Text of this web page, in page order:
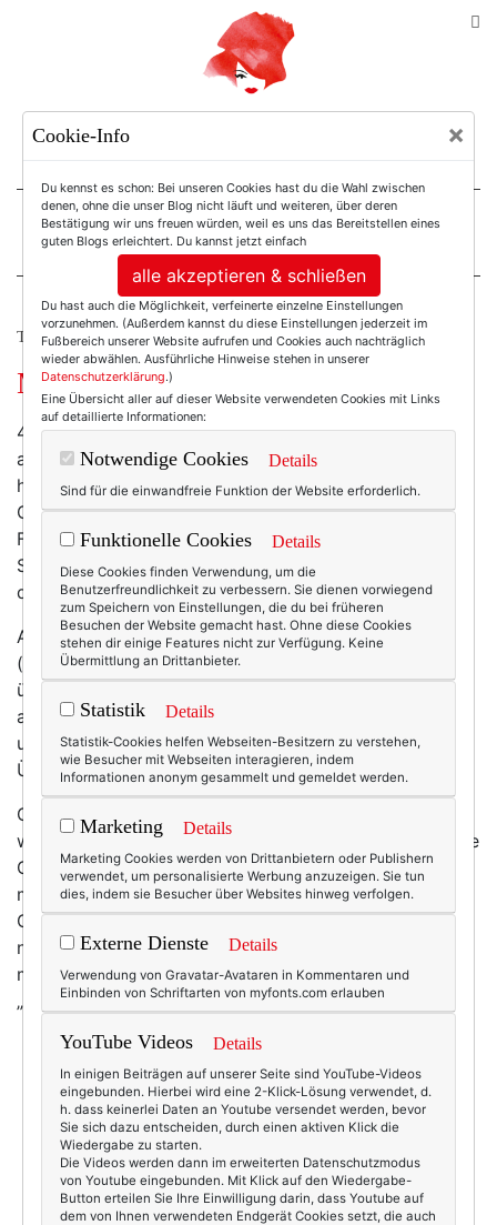
For Women. Not Girls.
TEXTERELLA PERSÖNLICH.
Mein Sommer unterm Apfelbaum
44 Prozent aller Deutschen bezeichnen den Sommer
als ihre liebste Jahreszeit. Sonne, Wärme, der
herannahende Sommerurlaub. Samstage am See,
Grillabende mit Freunden, luftige Sommerkleider.
Festivals, Open-Air-Konzerte, Straßen-, Dorf- oder
Stadtfeste. Sommer, das ist Easy Going, Dolce Vita,
die Leichtigkeit des Seins …
Auch ich mag Sommer: morgens eine luftige Tunika
(oder die perfekte Sommerbluse vom Foto … )
überwerfen, mittags einen leichten Salat auftischen,
abends bei einem Glas Rosé auf dem Balkon unter
unserer Eiche sitzen und der Amsel zuhören.
Überhaupt diese langen, lichten Tage … schön ist das.
Gleichzeitig finde ich den Sommer anstrengend. „Na,
was macht ihr denn am Wochenende?“ Dieses ständige
Gefühl, etwas unternehmen und unterwegs sein zu
müssen … weil ja Sommer ist! Biergarten, Ausflug ins
Grüne oder Grillen mit Bekannten – während ich lieber
nichts tun und einfach nur daheim bleiben will … (und
mich gleichzeitig bei dem Gedanken ein bisschen
„sonderbar“ fühle).
Cookie-Info ×
Du kennst es schon: Bei unseren Cookies hast du die Wahl zwischen
denen, ohne die unser Blog nicht läuft und weiteren, über deren
Bestätigung wir uns freuen würden, weil es uns das Bereitstellen eines
guten Blogs erleichtert. Du kannst jetzt einfach
alle akzeptieren & schließen
Du hast auch die Möglichkeit, verfeinerte einzelne Einstellungen
vorzunehmen. (Außerdem kannst du diese Einstellungen jederzeit im
Fußbereich unserer Website aufrufen und Cookies auch nachträglich
wieder abwählen. Ausführliche Hinweise stehen in unserer
Datenschutzerklärung.)
Eine Übersicht aller auf dieser Website verwendeten Cookies mit Links
auf detaillierte Informationen:
Notwendige Cookies Details
Sind für die einwandfreie Funktion der Website erforderlich.
Funktionelle Cookies Details
Diese Cookies finden Verwendung, um die
Benutzerfreundlichkeit zu verbessern. Sie dienen vorwiegend
zum Speichern von Einstellungen, die du bei früheren
Besuchen der Website gemacht hast. Ohne diese Cookies
stehen dir einige Features nicht zur Verfügung. Keine
Übermittlung an Drittanbieter.
Statistik Details
Statistik-Cookies helfen Webseiten-Besitzern zu verstehen,
wie Besucher mit Webseiten interagieren, indem
Informationen anonym gesammelt und gemeldet werden.
Marketing Details
Marketing Cookies werden von Drittanbietern oder Publishern
verwendet, um personalisierte Werbung anzuzeigen. Sie tun
dies, indem sie Besucher über Websites hinweg verfolgen.
Externe Dienste Details
Verwendung von Gravatar-Avataren in Kommentaren und
Einbinden von Schriftarten von myfonts.com erlauben
YouTube Videos Details
In einigen Beiträgen auf unserer Seite sind YouTube-Videos
eingebunden. Hierbei wird eine 2-Klick-Lösung verwendet, d.
h. dass keinerlei Daten an Youtube versendet werden, bevor
Sie sich dazu entscheiden, durch einen aktiven Klick die
Wiedergabe zu starten.
Die Videos werden dann im erweiterten Datenschutzmodus
von Youtube eingebunden. Mit Klick auf den Wiedergabe-
Button erteilen Sie Ihre Einwilligung darin, dass Youtube auf
dem von Ihnen verwendeten Endgerät Cookies setzt, die auch